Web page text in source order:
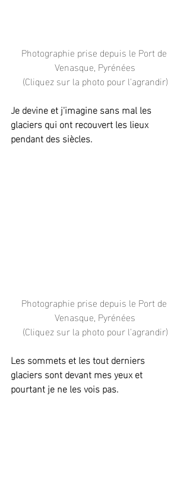
Photographie prise depuis le Port de
Venasque, Pyrénées
(Cliquez sur la photo pour l'agrandir)
Je devine et j'imagine sans mal les
glaciers qui ont recouvert les lieux
pendant des siècles.
Photographie prise depuis le Port de
Venasque, Pyrénées
(Cliquez sur la photo pour l'agrandir)
Les sommets et les tout derniers
glaciers sont devant mes yeux et
pourtant je ne les vois pas.